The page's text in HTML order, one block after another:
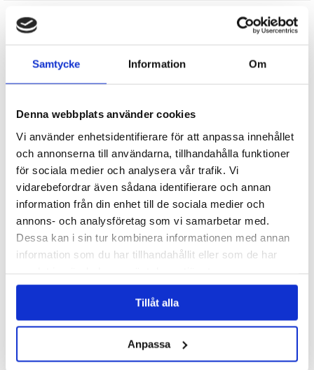
Samtycke Information Om
Denna webbplats använder cookies
Vi använder enhetsidentifierare för att anpassa innehållet
och annonserna till användarna, tillhandahålla funktioner
för sociala medier och analysera vår trafik. Vi
vidarebefordrar även sådana identifierare och annan
information från din enhet till de sociala medier och
annons- och analysföretag som vi samarbetar med.
Dessa kan i sin tur kombinera informationen med annan
information som du har tillhandahållit eller som de har
Tillåt alla
Anpassa
Presentpåse för flaska -Riktiga
39 kr
KÖP
Presentpåse för flaska
-Äntligen en present...
39 kr
KÖP
Studenthänge Burkhållare Parkeringsskiva Mumin